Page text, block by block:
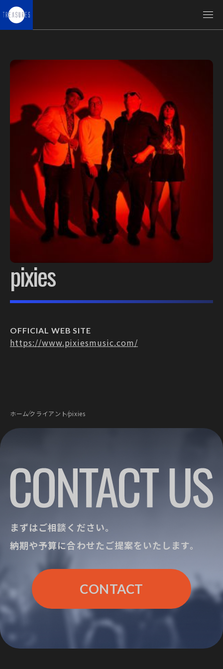
pixies
OFFICIAL WEB SITE
https://www.pixiesmusic.com/
ホームクライアントpixies
まずはご相談ください。
納期や予算に合わせたご提案をいたします。
CONTACT